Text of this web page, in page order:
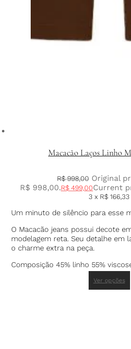
Macacão Laços Linho
R$998,00 Original
R$ 998,00.R$ 499,00Current
3 x R$ 166,33
Um minuto de silêncio para esse
O Macacão jeans possui decote
modelagem reta. Seu detalhe em
o charme extra na peça.
Composição 45% linho 55%
Ver opções